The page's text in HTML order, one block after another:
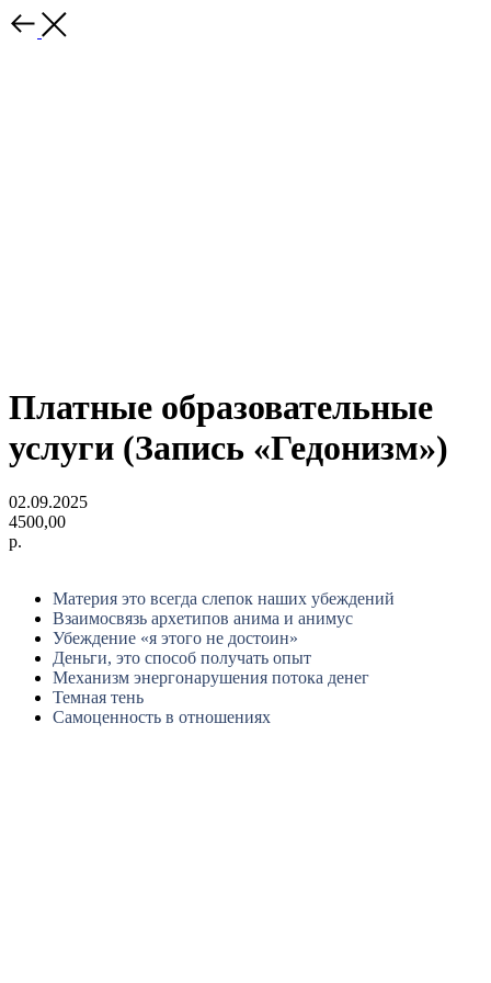
Платные образовательные
услуги (Запись «Гедонизм»)
02.09.2025
4500,00
р.
Материя это всегда слепок наших убеждений
Взаимосвязь архетипов анима и анимус
Убеждение «я этого не достоин»
Деньги, это способ получать опыт
Механизм энергонарушения потока денег
Темная тень
Самоценность в отношениях